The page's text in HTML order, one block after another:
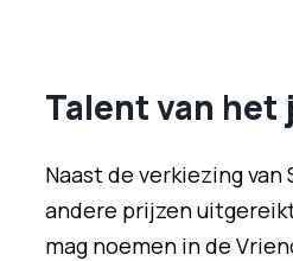
Talent van het
Naast de verkiezing
andere prijzen
mag noemen in de